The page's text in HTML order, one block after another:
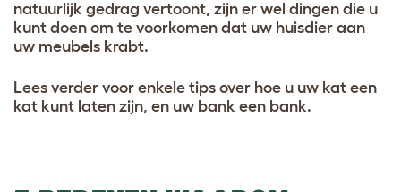
natuurlijk gedrag vertoont, zijn er wel dingen die u
kunt doen om te voorkomen dat uw huisdier aan
uw meubels krabt.
Lees verder voor enkele tips over hoe u uw kat een
kat kunt laten zijn, en uw bank een bank.